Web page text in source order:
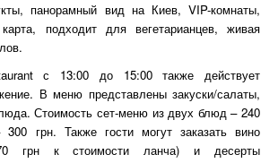
панорамный вид на Киев, VIP-комнаты,
подходит для вегетарианцев, живая
с 13:00 до 15:00 также действует
В меню представлены закуски/салаты,
Стоимость сет-меню из двух блюд – 240
грн. Также гости могут заказать вино
70 грн к стоимости ланча) и десерты